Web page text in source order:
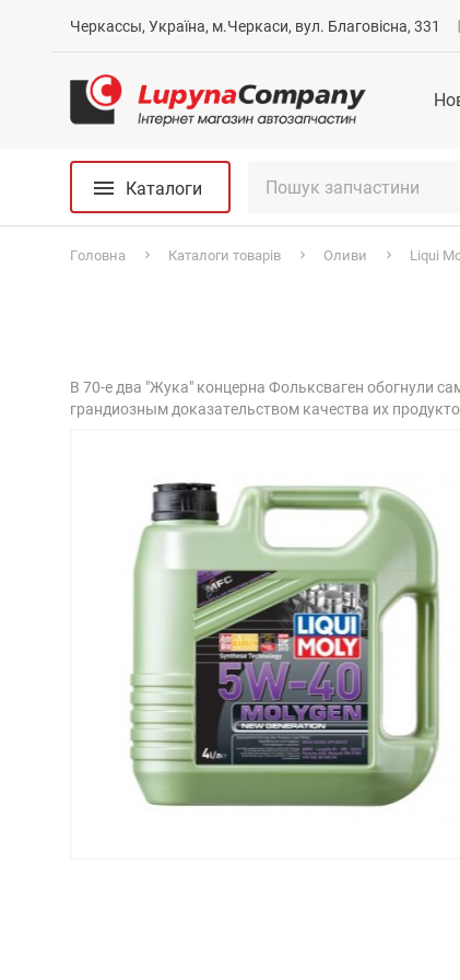
Черкассы, Україна, м.Черкаси, вул. Благовісна, 331
Каталоги
Головна Каталоги товарів Оливи Liqui
В 70-е два "Жука" концерна Фольксваген обогнули
грандиозным доказательством качества их